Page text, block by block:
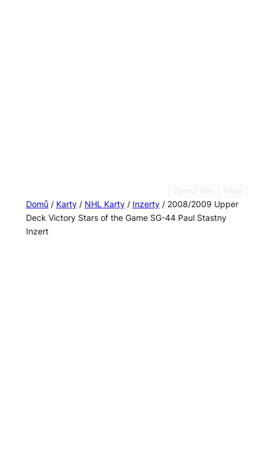
Domů / Karty/ NHL Karty/ Inzerty/ 2008/2009 Upper
Deck Victory Stars of the Game SG-44 Paul Stastny
Inzert